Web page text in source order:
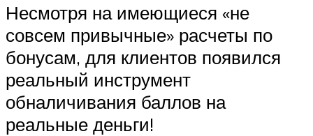
Несмотря на имеющиеся «не
совсем привычные» расчеты по
бонусам, для клиентов появился
реальный инструмент
обналичивания баллов на
реальные деньги!